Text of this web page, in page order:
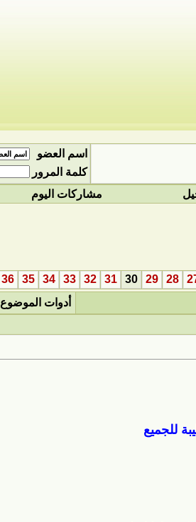
اسم العضو
كلمة المرور
مشاركات اليوم
28
29
30
31
32
33
34
35
36
أدوات الموضوع
للجميع